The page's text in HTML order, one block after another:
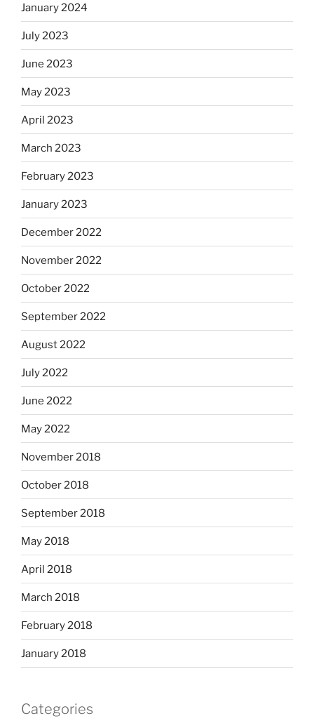
January 2024
July 2023
June 2023
May 2023
April 2023
March 2023
February 2023
January 2023
December 2022
November 2022
October 2022
September 2022
August 2022
July 2022
June 2022
May 2022
November 2018
October 2018
September 2018
May 2018
April 2018
March 2018
February 2018
January 2018
Categories